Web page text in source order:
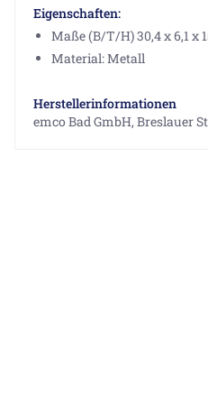
Eigenschaften:
Maße (B/T/H) 30,4 x 6,1 x
Material: Metall
Herstellerinformationen
emco Bad GmbH, Breslauer